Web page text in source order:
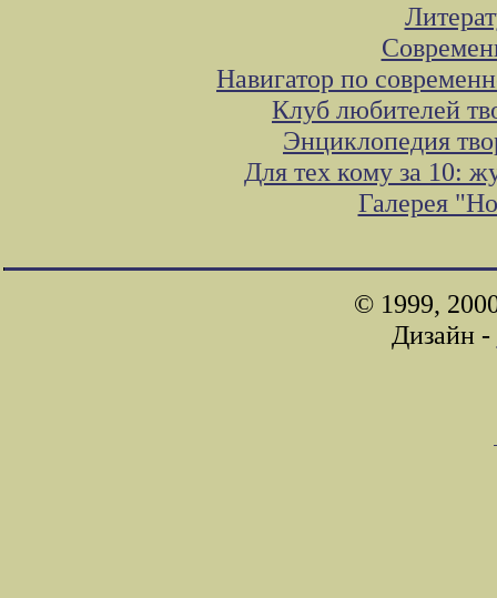
Навигатор по
Клуб любителей
Энциклопедия
Для тех кому за 10:
Галерея
© 1999,
Дизайн -